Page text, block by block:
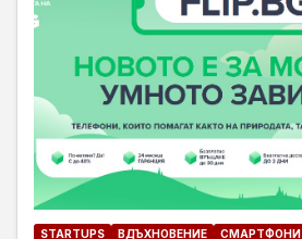
STARTUPS ВДЪХНОВЕНИЕ СМАРТФОНИ